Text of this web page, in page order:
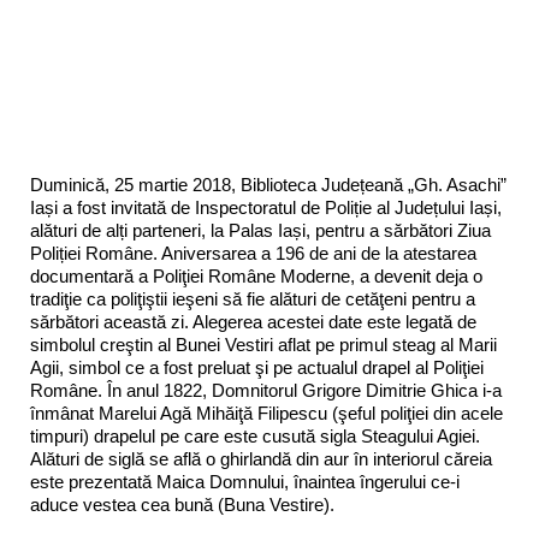
Duminică, 25 martie 2018, Biblioteca Județeană „Gh. Asachi”
Iași a fost invitată de Inspectoratul de Poliție al Județului Iași,
alături de alți parteneri, la Palas Iași, pentru a sărbători Ziua
Poliției Române. Aniversarea a 196 de ani de la atestarea
documentară a Poliţiei Române Moderne, a devenit deja o
tradiţie ca poliţiştii ieşeni să fie alături de cetăţeni pentru a
sărbători această zi. Alegerea acestei date este legată de
simbolul creştin al Bunei Vestiri aflat pe primul steag al Marii
Agii, simbol ce a fost preluat şi pe actualul drapel al Poliţiei
Române. În anul 1822, Domnitorul Grigore Dimitrie Ghica i-a
înmânat Marelui Agă Mihăiţă Filipescu (şeful poliţiei din acele
timpuri) drapelul pe care este cusută sigla Steagului Agiei.
Alături de siglă se află o ghirlandă din aur în interiorul căreia
este prezentată Maica Domnului, înaintea îngerului ce-i
aduce vestea cea bună (Buna Vestire).